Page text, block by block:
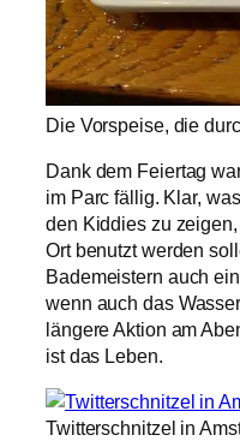
Die Vorspeise, die
Dank dem Feiertag
im Parc fällig. Klar,
den Kiddies zu
Ort benutzt werden
Bademeistern auch
wenn auch das
längere Aktion am
ist das Leben.
Twitterschnitzel in